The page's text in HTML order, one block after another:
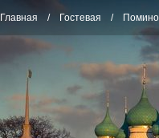
Главная Гостевая